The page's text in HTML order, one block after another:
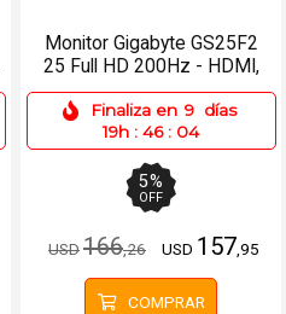
Monitor Gigabyte GS25F2
25 Full HD 200Hz - HDMI,
2xDP
Finaliza en 9 días
19h : 46 : 04
5%
OFF
USD166,26 USD 157,95
COMPRAR